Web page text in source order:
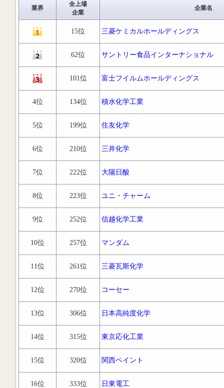
業界
全上場
企業
企業名
15位 三菱ケミカルホールディングス
62位 サントリー食品インターナショナル
101位 富士フイルムホールディングス
4位 134位 積水化学工業
5位 199位 住友化学
6位 210位 三井化学
7位 222位 大陽日酸
8位 223位 ユニ・チャーム
9位 252位 信越化学工業
10位 257位 マンダム
11位 261位 三菱瓦斯化学
12位 270位 コーセー
13位 306位 日本高純度化学
14位 315位 東京応化工業
15位 320位 関西ペイント
16位 333位 日東電工